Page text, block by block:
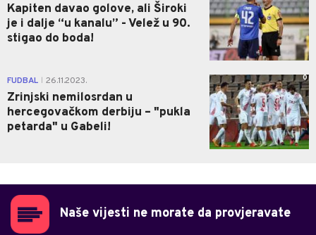
Kapiten davao golove, ali Široki
je i dalje “u kanalu” - Velež u 90.
stigao do boda!
FUDBAL 26.11.2023.
Zrinjski nemilosrdan u
hercegovačkom derbiju – "pukla
petarda" u Gabeli!
0
Naše vijesti ne morate da provjeravate